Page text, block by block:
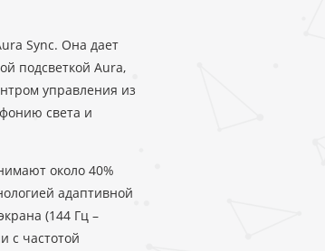
Sync. Она дает
подсветкой Aura,
управления из
света и
около 40%
адаптивной
(144 Гц –
с частотой